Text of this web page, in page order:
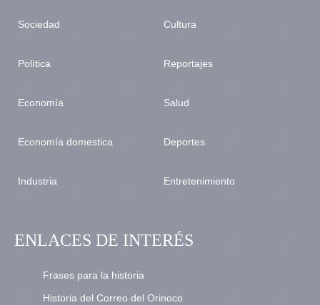
Sociedad
Política
Economía
Economía domestica
Industria
Cultura
Reportajes
Salud
Deportes
Entretenimiento
ENLACES DE INTERÉS
Frases para la historia
Historia del Correo del Orinoco